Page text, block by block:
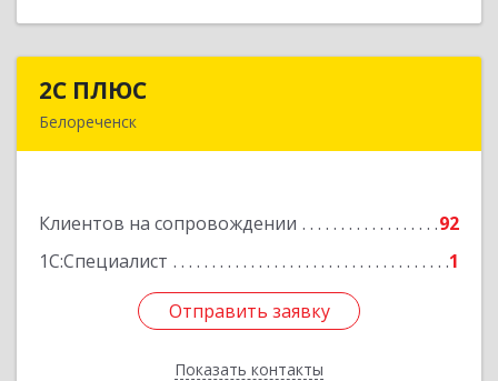
2С ПЛЮС
Белореченск
Клиентов на сопровождении
92
1С:Специалист
1
Отправить заявку
Показать контакты
Подробнее
Отправить заявку
Назад